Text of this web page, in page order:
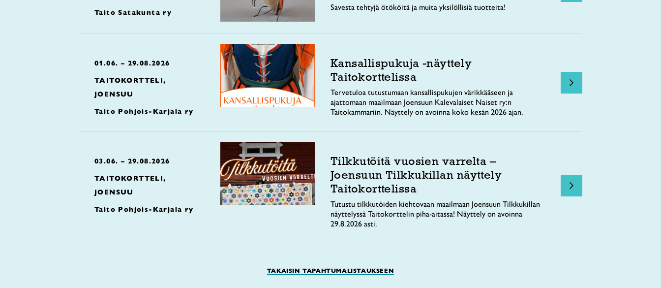
Taito Satakunta ry
Savesta tehtyjä ötököitä ja muita yksilöllisiä tuotteita!
01.06. – 29.08.2026
TAITOKORTTELI,
JOENSUU
Taito Pohjois-Karjala ry
Kansallispukuja -näyttely
Taitokorttelissa
Tervetuloa tutustumaan kansallispukujen värikkääseen ja
ajattomaan maailmaan Joensuun Kalevalaiset Naiset ry:n
Taitokammariin. Näyttely on avoinna koko kesän 2026 ajan.
03.06. – 29.08.2026
TAITOKORTTELI,
JOENSUU
Taito Pohjois-Karjala ry
Tilkkutöitä vuosien varrelta –
Joensuun Tilkkukillan näyttely
Taitokorttelissa
Tutustu tilkkutöiden kiehtovaan maailmaan Joensuun Tilkkukillan
näyttelyssä Taitokorttelin piha-aitassa! Näyttely on avoinna
29.8.2026 asti.
TAKAISIN TAPAHTUMALISTAUKSEEN